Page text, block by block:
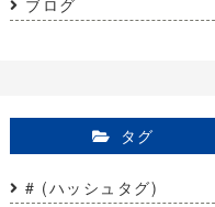
ブログ
タグ
# (ハッシュタグ)